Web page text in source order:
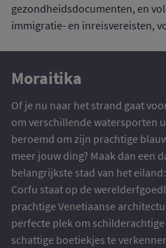
gezondheidsdocumenten, en
immigratie- en inreisvereisten,
Moraitika
Of je nu naar het strand gaat
om verschillende watersporten
beroemd om zijn prachtige
meer jouw ding? Maak dan een
belangrijkste stad van het
Corfu staat op de
prachtige Venetiaanse
perfecte plek om
schattige boetiekjes te